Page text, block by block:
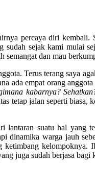
percaya diri
sejak kami mulai
semangat dan mau
Terus terang saya
ada empat orang
kabarnya?
tetap jalan seperti
suatu hal yang
dinamika warga jauh
kelompoknya.
juga sudah berjasa bagi